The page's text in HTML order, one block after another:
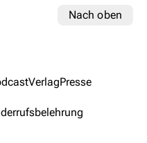
Nach oben
VerlagPresse